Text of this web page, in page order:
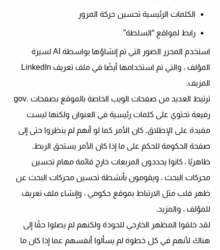
الكلمات الرئيسية تحسين حركة المرور
رابط لمواقع “السلطة”
استخدم المحرر الصور التي تم إنشاؤها بواسطة AI لسيرة
المؤلف ، والتي تم استخدامها أيضًا في ملف تعريف LinkedIn
المزيف.
ترتبط العديد من صفحات الويب الخاصة بالموقع بصفحات .gov
رفيعة تحتوي على كلمات رئيسية في العنوان ولكنها ليست
مفيدة على الإطلاق. كان الأمر كما لو أنهم لم ينظروا حتى إلى
صفحة الحكومة للحكم على ما إذا كان الأمر يستحق الربط.
ظاهريًا ، كانوا يحددون المربعات خارج قائمة مهام تحسين
محركات البحث ، ويقومون بأنشطة تحسين محركات البحث عن
ظهر قلب مثل الارتباط بموقع حكومي ، وإنشاء ملف تعريف
للمؤلف ، والمزيد.
لقد خلقوا المظهر الخارجي للجودة ولكنهم لم يصلوا حقًا إلى
هناك لأنهم في كل خطوة لم يسألوا أنفسهم عما إذا كان ما